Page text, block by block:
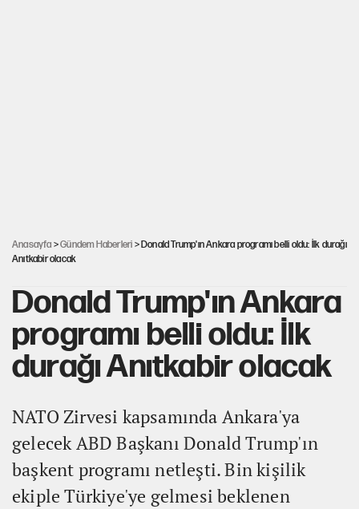
Anasayfa >Gündem Haberleri > Donald Trump'ın Ankara programı belli oldu: İlk durağı
Anıtkabir olacak
Donald Trump'ın Ankara
programı belli oldu: İlk
durağı Anıtkabir olacak
NATO Zirvesi kapsamında Ankara'ya
gelecek ABD Başkanı Donald Trump'ın
başkent programı netleşti. Bin kişilik
ekiple Türkiye'ye gelmesi beklenen